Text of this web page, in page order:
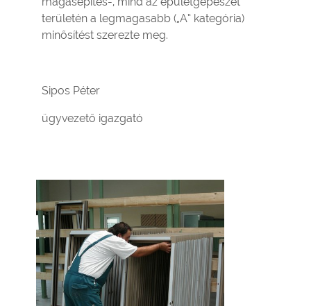
területén a legmagasabb („A” kategória)
minősítést szerezte meg.
Sipos Péter
ügyvezető igazgató